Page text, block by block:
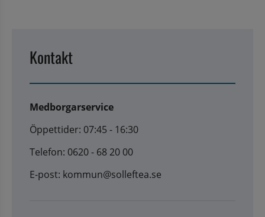
Kontakt
Medborgarservice
Öppettider: 07:45 - 16:30
Telefon: 0620 - 68 20 00
E-post: kommun@solleftea.se